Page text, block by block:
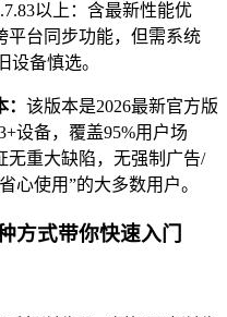
以上：含最新性能优
平台同步功能，但需系统
设备慎选。
该版本是2026最新官方版
设备，覆盖95%用户场
无重大缺陷，无强制广告/
心使用”的大多数用户。
方式带你快速入门